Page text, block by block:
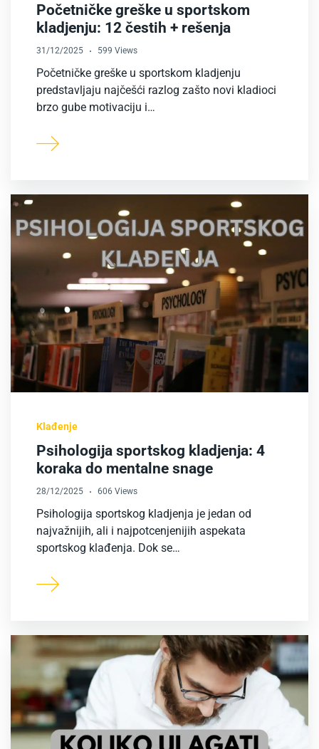
Početničke greške u sportskom
kladjenju: 12 čestih + rešenja
31/12/2025 599 Views
Početničke greške u sportskom kladjenju
predstavljaju najčešći razlog zašto novi kladioci
brzo gube motivaciju i…
Klađenje
Psihologija sportskog kladjenja: 4
koraka do mentalne snage
28/12/2025 606 Views
Psihologija sportskog kladjenja je jedan od
najvažnijih, ali i najpotcenjenijih aspekata
sportskog klađenja. Dok se…